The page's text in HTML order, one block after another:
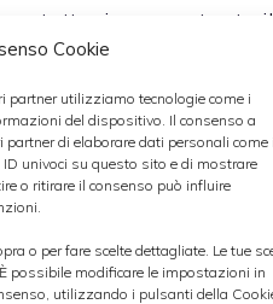
Cookie
partner utilizziamo tecnologie come i
del dispositivo. Il consenso a
di elaborare dati personali come
univoci su questo sito e di mostrare
o ritirare il consenso può influire
o per fare scelte dettagliate. Le tue
possibile modificare le impostazioni in
utilizzando i pulsanti della
tuttavia nonostante il
un nuovo calo
UFJ,
essendo riuscito a